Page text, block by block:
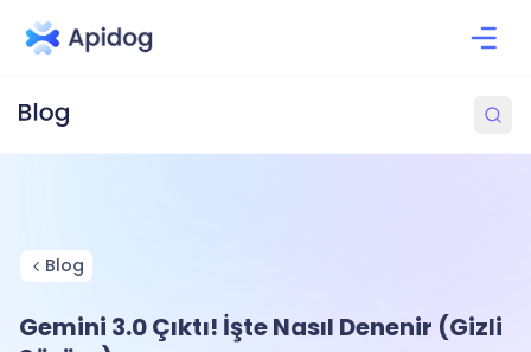
Blog
Gemini 3.0 Çıktı! İşte Nasıl Denenir (Gizli